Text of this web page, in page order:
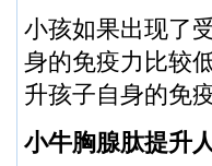
小孩如果出现了
身的免疫力比较
升孩子自身的免
小牛胸腺肽提升